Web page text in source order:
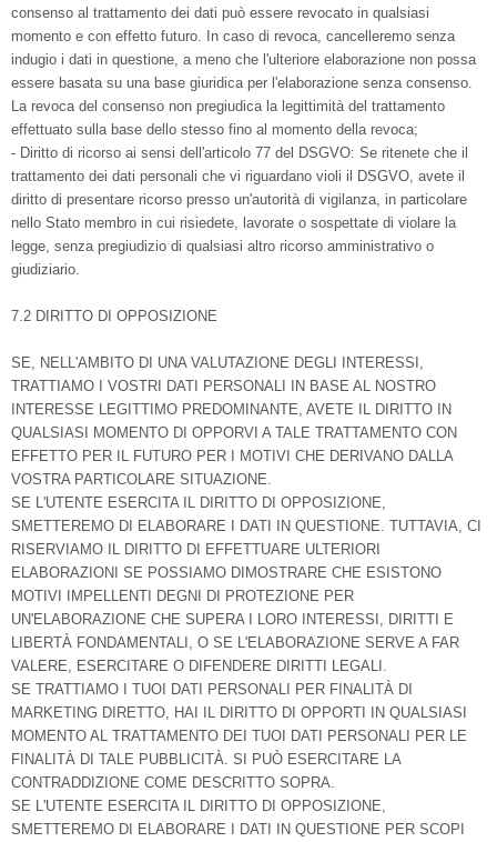
consenso al trattamento dei dati può essere revocato in qualsiasi
momento e con effetto futuro. In caso di revoca, cancelleremo senza
indugio i dati in questione, a meno che l'ulteriore elaborazione non possa
essere basata su una base giuridica per l'elaborazione senza consenso.
La revoca del consenso non pregiudica la legittimità del trattamento
effettuato sulla base dello stesso fino al momento della revoca;
- Diritto di ricorso ai sensi dell'articolo 77 del DSGVO: Se ritenete che il
trattamento dei dati personali che vi riguardano violi il DSGVO, avete il
diritto di presentare ricorso presso un'autorità di vigilanza, in particolare
nello Stato membro in cui risiedete, lavorate o sospettate di violare la
legge, senza pregiudizio di qualsiasi altro ricorso amministrativo o
giudiziario.
7.2 DIRITTO DI OPPOSIZIONE
SE, NELL'AMBITO DI UNA VALUTAZIONE DEGLI INTERESSI,
TRATTIAMO I VOSTRI DATI PERSONALI IN BASE AL NOSTRO
INTERESSE LEGITTIMO PREDOMINANTE, AVETE IL DIRITTO IN
QUALSIASI MOMENTO DI OPPORVI A TALE TRATTAMENTO CON
EFFETTO PER IL FUTURO PER I MOTIVI CHE DERIVANO DALLA
VOSTRA PARTICOLARE SITUAZIONE.
SE L'UTENTE ESERCITA IL DIRITTO DI OPPOSIZIONE,
SMETTEREMO DI ELABORARE I DATI IN QUESTIONE. TUTTAVIA, CI
RISERVIAMO IL DIRITTO DI EFFETTUARE ULTERIORI
ELABORAZIONI SE POSSIAMO DIMOSTRARE CHE ESISTONO
MOTIVI IMPELLENTI DEGNI DI PROTEZIONE PER
UN'ELABORAZIONE CHE SUPERA I LORO INTERESSI, DIRITTI E
LIBERTÀ FONDAMENTALI, O SE L'ELABORAZIONE SERVE A FAR
VALERE, ESERCITARE O DIFENDERE DIRITTI LEGALI.
SE TRATTIAMO I TUOI DATI PERSONALI PER FINALITÀ DI
MARKETING DIRETTO, HAI IL DIRITTO DI OPPORTI IN QUALSIASI
MOMENTO AL TRATTAMENTO DEI TUOI DATI PERSONALI PER LE
FINALITÀ DI TALE PUBBLICITÀ. SI PUÒ ESERCITARE LA
CONTRADDIZIONE COME DESCRITTO SOPRA.
SE L'UTENTE ESERCITA IL DIRITTO DI OPPOSIZIONE,
SMETTEREMO DI ELABORARE I DATI IN QUESTIONE PER SCOPI